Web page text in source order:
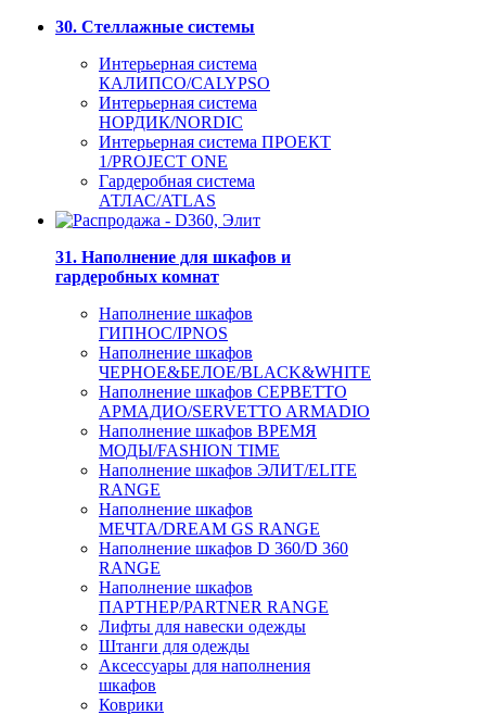
30. Стеллажные системы
Интерьерная система
КАЛИПСО/CALYPSO
Интерьерная система
НОРДИК/NORDIC
Интерьерная система ПРОЕКТ
1/PROJECT ONE
Гардеробная система
АТЛАС/ATLAS
31. Наполнение для шкафов и
гардеробных комнат
Наполнение шкафов
ГИПНОС/IPNOS
Наполнение шкафов
ЧЕРНОЕ&БЕЛОЕ/BLACK&WHITE
Наполнение шкафов СЕРВЕТТО
АРМАДИО/SERVETTO ARMADIO
Наполнение шкафов ВРЕМЯ
МОДЫ/FASHION TIME
Наполнение шкафов ЭЛИТ/ELITE
RANGE
Наполнение шкафов
МЕЧТА/DREAM GS RANGE
Наполнение шкафов D 360/D 360
RANGE
Наполнение шкафов
ПАРТНЕР/PARTNER RANGE
Лифты для навески одежды
Штанги для одежды
Аксессуары для наполнения
шкафов
Коврики